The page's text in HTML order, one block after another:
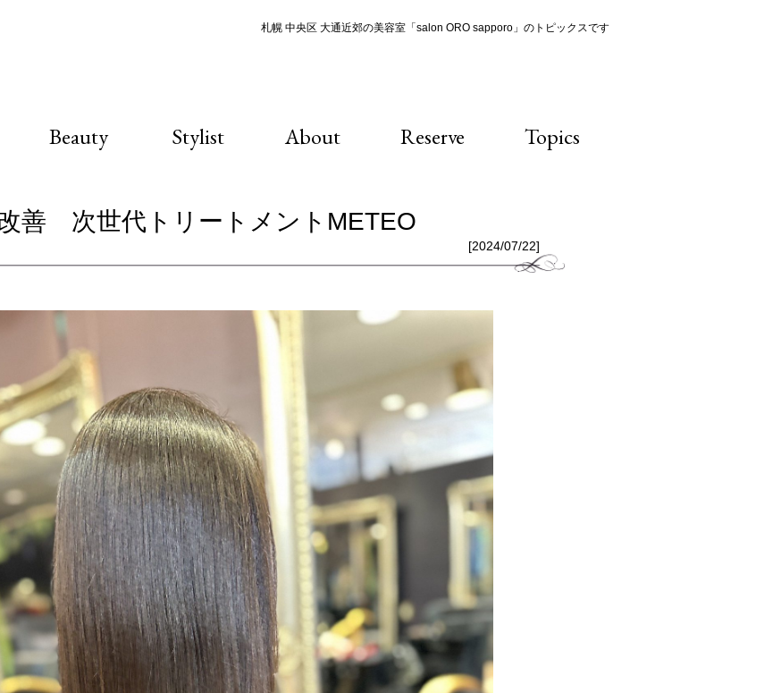
札幌 中央区 大通近郊の美容室「salon ORO sapporo」のトピックスです
Beauty Stylist About Reserve Topics
善 次世代トリートメントMETEO
[2024/07/22]